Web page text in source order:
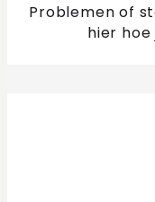
Problemen of
hier